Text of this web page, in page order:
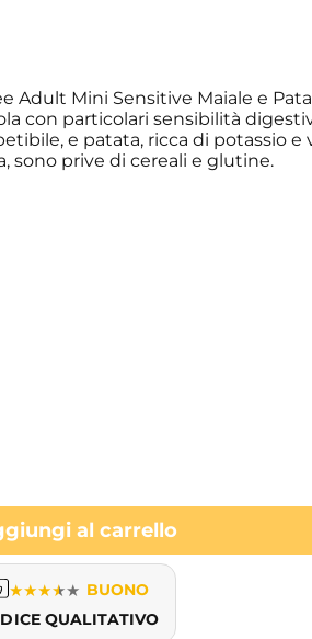
Adult Mini Sensitive Maiale e
con particolari sensibilità
e patata, ricca di potassio e
sono prive di cereali e glutine.
al carrello
★★★★★ BUONO
QUALITATIVO